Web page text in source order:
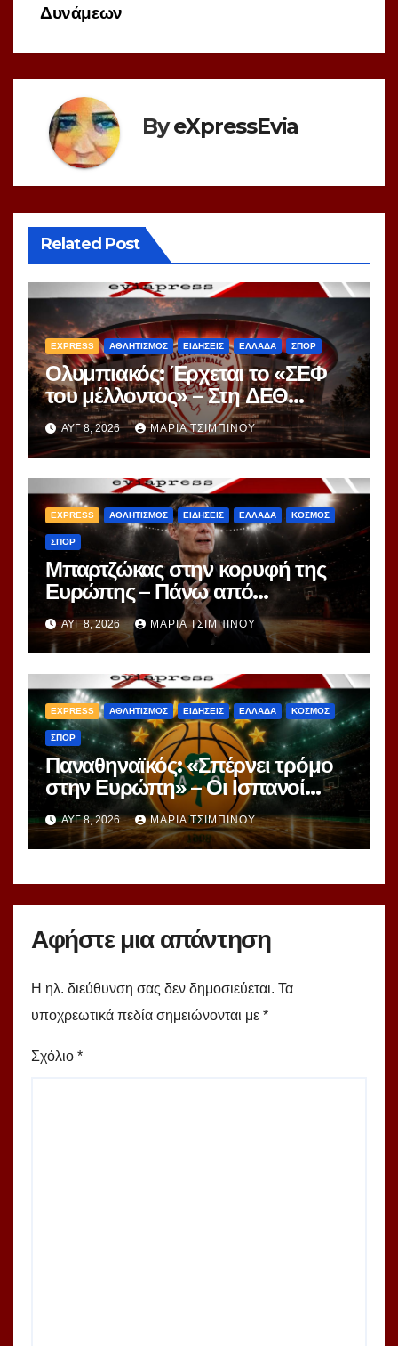
Δυνάμεων
ByeXpressEvia
Related Post
EXPRESS ΑΘΛΗΤΙΣΜΟΣ ΕΙΔΗΣΕΙΣ ΕΛΛΑΔΑ ΣΠΟΡ
Ολυμπιακός: Έρχεται το «ΣΕΦ
του μέλλοντος» – Στη ΔΕΘ
αποκαλύπτεται το μεγάλο
project 40ετίας
ΑΥΓ 8, 2026 ΜΑΡΊΑ ΤΣΙΜΠΙΝΟΎ
EXPRESS ΑΘΛΗΤΙΣΜΟΣ ΕΙΔΗΣΕΙΣ ΕΛΛΑΔΑ ΚΟΣΜΟΣ
ΣΠΟΡ
Μπαρτζώκας στην κορυφή της
Ευρώπης – Πάνω από
Γιασικεβίτσιους και
Ομπράντοβιτς στο power
ranking!
ΑΥΓ 8, 2026 ΜΑΡΊΑ ΤΣΙΜΠΙΝΟΎ
EXPRESS ΑΘΛΗΤΙΣΜΟΣ ΕΙΔΗΣΕΙΣ ΕΛΛΑΔΑ ΚΟΣΜΟΣ
ΣΠΟΡ
Παναθηναϊκός: «Σπέρνει τρόμο
στην Ευρώπη» – Οι Ισπανοί
βλέπουν μια πράσινη
υπερομάδα!
ΑΥΓ 8, 2026 ΜΑΡΊΑ ΤΣΙΜΠΙΝΟΎ
Αφήστε μια απάντηση
Η ηλ. διεύθυνση σας δεν δημοσιεύεται. Τα
υποχρεωτικά πεδία σημειώνονται με *
Σχόλιο *